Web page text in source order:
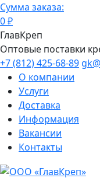
Сумма заказа:
0₽
ГлавКреп
Оптовые поставки
+7 (812) 425-68-89
О компании
Услуги
Доставка
Информация
Вакансии
Контакты